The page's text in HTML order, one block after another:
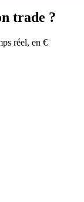
trade ?
réel, en €